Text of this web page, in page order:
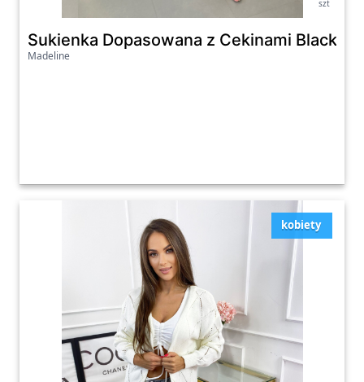
szt
Sukienka Dopasowana z Cekinami Blacky
Madeline
kobiety